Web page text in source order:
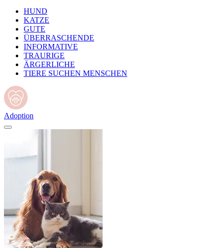
HUND
KATZE
GUTE
ÜBERRASCHENDE
INFORMATIVE
TRAURIGE
ÄRGERLICHE
TIERE SUCHEN MENSCHEN
Adoption